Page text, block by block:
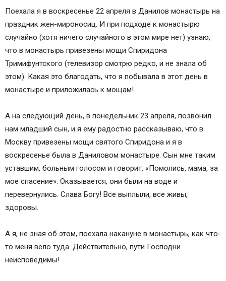
Поехала я в воскресенье 22 апреля в Данилов монастырь на
праздник жен-мироносиц. И при подходе к монастырю
случайно (хотя ничего случайного в этом мире нет) узнаю,
что в монастырь привезены мощи Спиридона
Тримифунтского (телевизор смотрю редко, и не знала об
этом). Какая это благодать, что я побывала в этот день в
монастыре и приложилась к мощам!
А на следующий день, в понедельник 23 апреля, позвонил
нам младший сын, и я ему радостно рассказываю, что в
Москву привезены мощи святого Спиридона и я в
воскресенье была в Даниловом монастыре. Сын мне таким
уставшим, больным голосом и говорит: «Помолись, мама, за
мое спасение». Оказывается, они были на воде и
перевернулись. Слава Богу! Все выплыли, все живы,
здоровы.
А я, не зная об этом, поехала накануне в монастырь, как что-
то меня вело туда. Действительно, пути Господни
неисповедимы!